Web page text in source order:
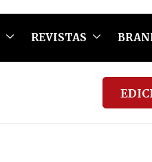
REVISTAS